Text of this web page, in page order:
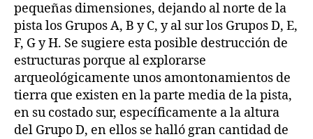
pequeñas dimensiones, dejando al norte de la
pista los Grupos A, B y C, y al sur los Grupos D, E,
F, G y H. Se sugiere esta posible destrucción de
estructuras porque al explorarse
arqueológicamente unos amontonamientos de
tierra que existen en la parte media de la pista,
en su costado sur, específicamente a la altura
del Grupo D, en ellos se halló gran cantidad de